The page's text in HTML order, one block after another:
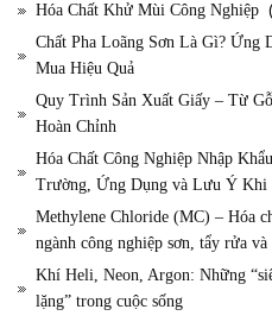
Hóa Chất Khử Mùi Công Nghiệp
Chất Pha Loãng Sơn Là Gì? Ứng
Mua Hiệu Quả
Quy Trình Sản Xuất Giấy – Từ
Hoàn Chỉnh
Hóa Chất Công Nghiệp Nhập
Trường, Ứng Dụng và Lưu Ý Khi
Methylene Chloride (MC) – Hóa
ngành công nghiệp sơn, tẩy rửa
Khí Heli, Neon, Argon: Những
lặng” trong cuộc sống